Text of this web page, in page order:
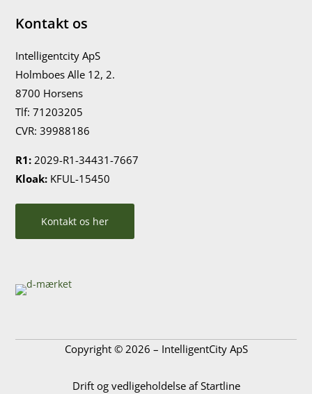
Kontakt os
Intelligentcity ApS
Holmboes Alle 12, 2.
8700 Horsens
Tlf: 71203205
CVR:39988186
R1: 2029-R1-34431-7667
Kloak: KFUL-15450
Kontakt os her
Copyright © 2026 – IntelligentCity ApS
Drift og vedligeholdelse afStartline